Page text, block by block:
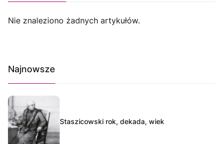
Nie znaleziono żadnych artykułów.
Najnowsze
Staszicowski rok, dekada, wiek